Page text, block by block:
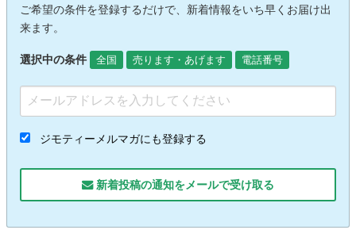
ご希望の条件を登録するだけで、新着情報をいち早くお届け出
来ます。
選択中の条件 全国 売ります・あげます 電話番号
ジモティーメルマガにも登録する
新着投稿の通知をメールで受け取る